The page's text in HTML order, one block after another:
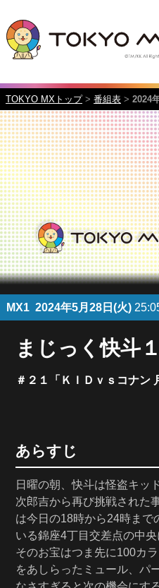
TOKYO MXトップ> 番組表 > 2024
MX1 2024年5月28日(火)
まじっく快斗
＃２１「ＫＩＤｖｓコナン
あらすじ
日曜の朝、快斗は怪盗キッ
次郎吉から再び挑戦された
は今日の18時から24時まで
いる錦座4丁目交差点の中
そのお宝はつま先に100カ
をあしらったミュール、パ